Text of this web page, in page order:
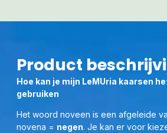
Deze kaars is speciaal ontworpen en
de energie van de Aartsengelen, met
LeMUria Maria & Metatron(a). Klik
en bestellen van de hiermee
Poster in liggend A3 formaat (
29,7 x
Product
Hoe kan je mijn LeMUria kaarsen
gebruiken
Het woord noveen is een afgeleide
novena = negen. Je kan er voor